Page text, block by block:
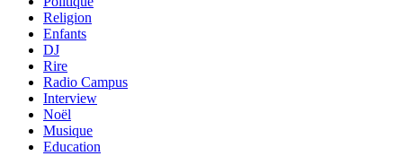
Religion
Enfants
DJ
Rire
Radio Campus
Interview
Noël
Musique
Education